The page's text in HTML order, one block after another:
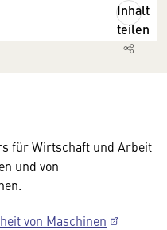
Inhalt
teilen
für Wirtschaft und Arbeit
und von
von Maschinen